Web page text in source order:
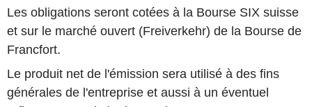
Les obligations seront cotées à la Bourse SIX suisse
et sur le marché ouvert (Freiverkehr) de la Bourse de
Francfort.
Le produit net de l'émission sera utilisé à des fins
générales de l'entreprise et aussi à un éventuel